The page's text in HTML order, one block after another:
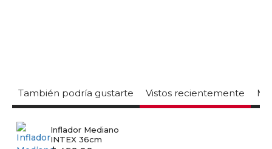
También podría gustarte Vistos recientemente
Inflador Mediano
INTEX 36cm